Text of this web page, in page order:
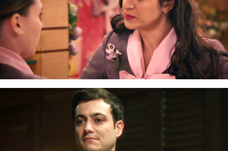
La historia del hijo ilegítimo deDamián también
ha conseguido sacudir todos nuestros
corazones, ya que a Tasio, en el fondo, se le
coge cariño. Muy duro fue el momento en el que
nos enteramos que él era su padre biológico y el
joven no paraba de buscarle...
Boda Carmen y Tasio con
toda la colonia